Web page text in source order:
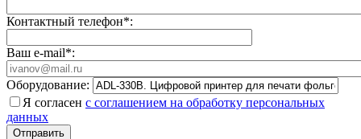
Контактный телефон*:
Ваш e-mail*:
Оборудование:
Я согласен с соглашением на обработку персональных
данных